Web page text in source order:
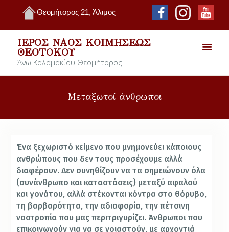
Θεομήτορος 21, Άλιμος
ΙΕΡΌΣ ΝΑΌΣ ΚΟΙΜΉΣΕΩΣ
ΘΕΟΤΌΚΟΥ
Άνω Καλαμακίου Θεομήτορος
Μεταξωτοί άνθρωποι
Ένα ξεχωριστό κείμενο που μνημονεύει κάποιους
ανθρώπους που δεν τους προσέχουμε αλλά
διαφέρουν. Δεν συνηθίζουν να τα σημειώνουν όλα
(συνάνθρωπο και καταστάσεις) μεταξύ αφαλού
και γονάτου, αλλά στέκονται κόντρα στο θόρυβο,
τη βαρβαρότητα, την αδιαφορία, την πέτσινη
νοοτροπία που μας περιτριγυρίζει. Άνθρωποι που
επικοινωνούν για να σε νοιαστούν, με αρχοντιά